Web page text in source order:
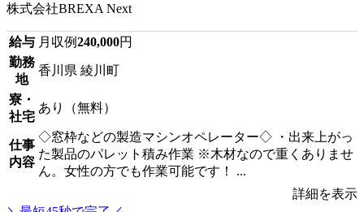
株式会社BREXA Next
給与 月収例240,000円
勤務
地
香川県 綾川町
寮・
社宅
あり（無料）
仕事
内容
◇窓枠などの製造マシンオペレーター◇ ・出来上がっ
た製品のパレット積み作業 ※木材なので重くありませ
ん。女性の方でも作業可能です！ ...
詳細を表示